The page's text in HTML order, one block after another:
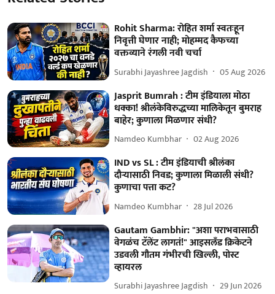
Rohit Sharma: रोहित शर्मा स्वतःहून
निवृत्ती घेणार नाही; मोहम्मद कैफच्या
वक्तव्याने रंगली नवी चर्चा
Surabhi Jayashree Jagdish 05 Aug 2026
Jasprit Bumrah : टीम इंडियाला मोठा
धक्का! श्रीलंकेविरुद्धच्या मालिकेतून बुमराह
बाहेर; कुणाला मिळणार संधी?
Namdeo Kumbhar 02 Aug 2026
IND vs SL : टीम इंडियाची श्रीलंका
दौऱ्यासाठी निवड; कुणाला मिळाली संधी?
कुणाचा पत्ता कट?
Namdeo Kumbhar 28 Jul 2026
Gautam Gambhir: "अशा पराभवासाठी
वेगळंच टॅलेंट लागतं!" आइसलँड क्रिकेटने
उडवली गौतम गंभीरची खिल्ली, पोस्ट
व्हायरल
Surabhi Jayashree Jagdish 29 Jun 2026